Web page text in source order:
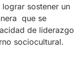
sostener un
que se
de liderazgo
sociocultural.